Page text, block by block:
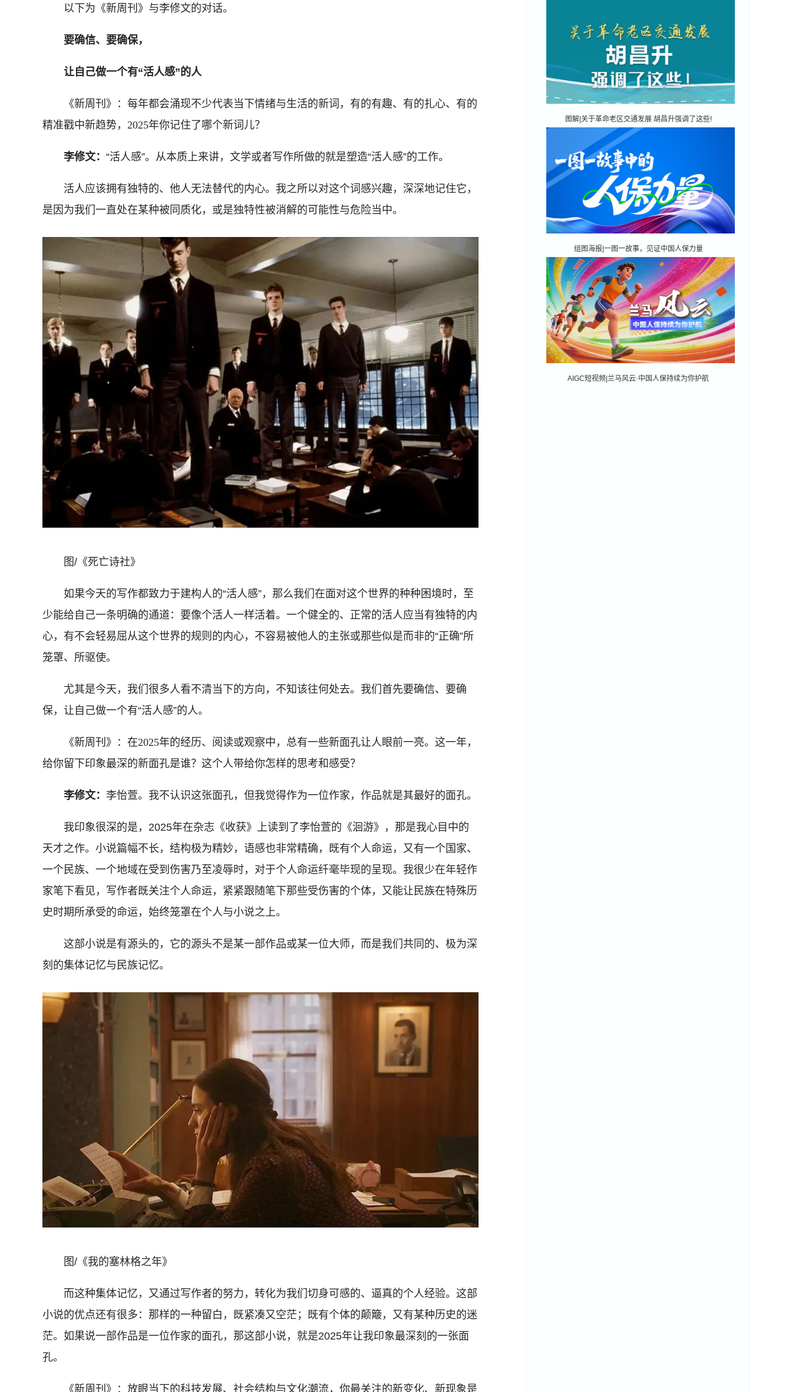
以下为《新周刊》与李修文的对话。
要确信、要确保，
让自己做一个有“活人感”的人
《新周刊》：每年都会涌现不少代表当下情绪与生活的新词，有的有趣、有的扎心、有的
精准戳中新趋势，2025年你记住了哪个新词儿？
李修文： “活人感”。从本质上来讲，文学或者写作所做的就是塑造“活人感”的工作。
活人应该拥有独特的、他人无法替代的内心。我之所以对这个词感兴趣，深深地记住它，
是因为我们一直处在某种被同质化，或是独特性被消解的可能性与危险当中。
图/《死亡诗社》
如果今天的写作都致力于建构人的“活人感”，那么我们在面对这个世界的种种困境时，至
少能给自己一条明确的通道：要像个活人一样活着。一个健全的、正常的活人应当有独特的内
心，有不会轻易屈从这个世界的规则的内心，不容易被他人的主张或那些似是而非的“正确”所
笼罩、所驱使。
尤其是今天，我们很多人看不清当下的方向，不知该往何处去。我们首先要确信、要确
保，让自己做一个有“活人感”的人。
《新周刊》：在2025年的经历、阅读或观察中，总有一些新面孔让人眼前一亮。这一年，
给你留下印象最深的新面孔是谁？这个人带给你怎样的思考和感受？
李修文： 李怡萱。我不认识这张面孔，但我觉得作为一位作家，作品就是其最好的面孔。
我印象很深的是，2025年在杂志《收获》上读到了李怡萱的《洄游》，那是我心目中的
天才之作。小说篇幅不长，结构极为精妙，语感也非常精确，既有个人命运，又有一个国家、
一个民族、一个地域在受到伤害乃至凌辱时，对于个人命运纤毫毕现的呈现。我很少在年轻作
家笔下看见，写作者既关注个人命运，紧紧跟随笔下那些受伤害的个体，又能让民族在特殊历
史时期所承受的命运，始终笼罩在个人与小说之上。
这部小说是有源头的，它的源头不是某一部作品或某一位大师，而是我们共同的、极为深
刻的集体记忆与民族记忆。
图/《我的塞林格之年》
而这种集体记忆，又通过写作者的努力，转化为我们切身可感的、逼真的个人经验。这部
小说的优点还有很多：那样的一种留白，既紧凑又空茫；既有个体的颠簸，又有某种历史的迷
茫。如果说一部作品是一位作家的面孔，那这部小说，就是2025年让我印象最深刻的一张面
孔。
《新周刊》：放眼当下的科技发展、社会结构与文化潮流，你最关注的新变化、新现象是
图解|关于革命老区交通发展 胡昌升强调了这些!
组图海报|一图一故事，见证中国人保力量
AIGC短视频|兰马风云·中国人保持续为你护航